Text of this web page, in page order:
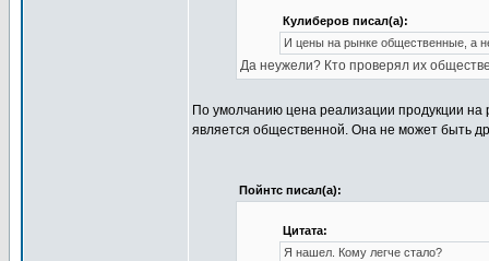
Кулиберов писал(а):
И цены на рынке общественные, а
Да неужели? Кто проверял их
По умолчанию цена реализации продукции
является общественной. Она не может быть
Пойнтс писал(а):
Цитата:
Я нашел. Кому легче стало?